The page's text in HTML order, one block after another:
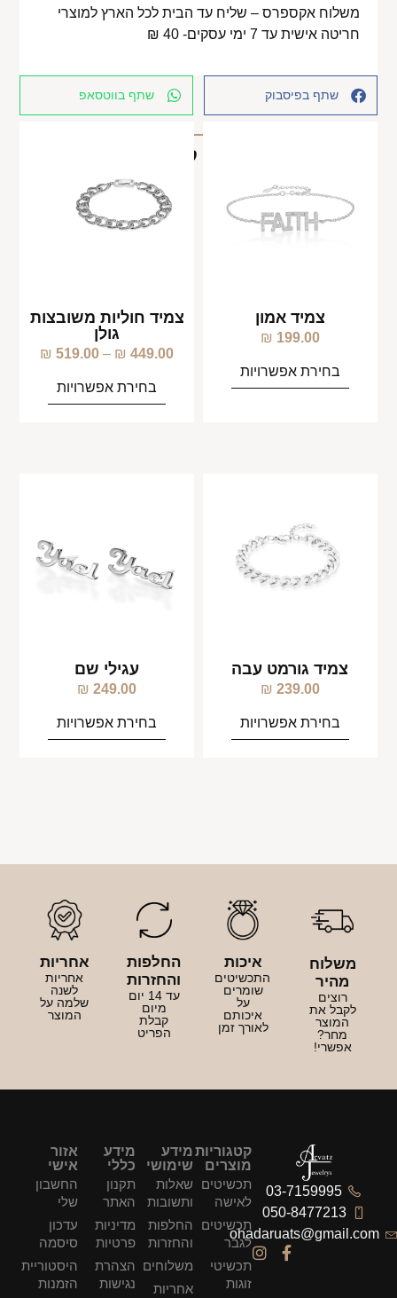
משלוח אקספרס – שליח עד הבית לכל הארץ למוצרי
חריטה אישית עד 7 ימי עסקים- 40 ₪
שתף בפיסבוק שתף בווטסאפ
מוצרים קשורים
צמיד אמון
199.00
₪
בחירת אפשרויות
צמיד חוליות משובצות
גולן
449.00
₪
–
519.00
₪
בחירת אפשרויות
צמיד גורמט עבה
239.00
₪
בחירת אפשרויות
עגילי שם
249.00
₪
בחירת אפשרויות
משלוח
מהיר
רוצים
לקבל את
המוצר
מחר?
אפשרי!
איכות
התכשיטים
שומרים
על
איכותם
לאורך זמן
החלפות
והחזרות
עד 14 יום
מיום
קבלת
הפריט
אחריות
אחריות
לשנה
שלמה על
המוצר
03-7159995
050-8477213
ohadaruats@gmail.com
קטגוריות
מוצרים
תכשיטים
לאישה
תכשיטים
לגבר
תכשיטי
זוגות
מידע
שימושי
שאלות
ותשובות
החלפות
והחזרות
משלוחים
אחריות
מידע
כללי
תקנון
האתר
מדיניות
פרטיות
הצהרת
נגישות
אזור
אישי
החשבון
שלי
עדכון
סיסמה
היסטוריית
הזמנות